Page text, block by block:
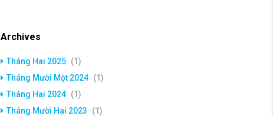
Archives
Tháng Hai 2025 (1)
Tháng Mười Một 2024 (1)
Tháng Hai 2024 (1)
Tháng Mười Hai 2023
(1)